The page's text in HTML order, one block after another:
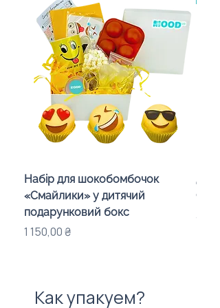
Набір для шокобомбочок
«Смайлики» у дитячий
подарунковий бокс
Цена
1 150,00 ₴
Цена
Как упакуем?